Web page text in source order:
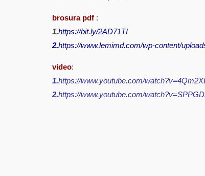
brosura pdf :
1.https://bit.ly/2AD71TI
2.https://www.lemimd.com/wp-content/
video:
1.https://www.youtube.com/
2.https://www.youtube.com/